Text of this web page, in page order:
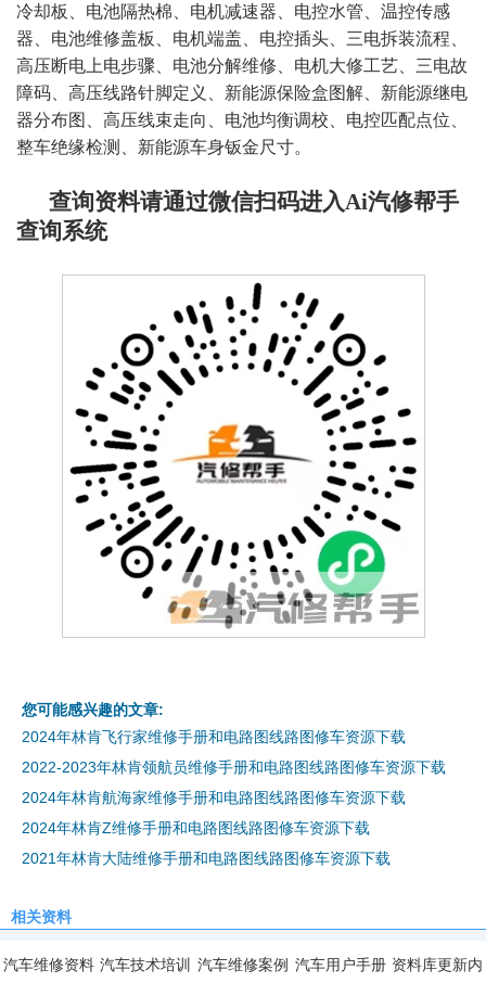
冷却板、电池隔热棉、电机减速器、电控水管、温控传感
器、电池维修盖板、电机端盖、电控插头、三电拆装流程、
高压断电上电步骤、电池分解维修、电机大修工艺、三电故
障码、高压线路针脚定义、新能源保险盒图解、新能源继电
器分布图、高压线束走向、电池均衡调校、电控匹配点位、
整车绝缘检测、新能源车身钣金尺寸。
查询资料请通过微信扫码进入Ai汽修帮手
查询系统
您可能感兴趣的文章:
2024年林肯飞行家维修手册和电路图线路图修车资源下载
2022-2023年林肯领航员维修手册和电路图线路图修车资源下载
2024年林肯航海家维修手册和电路图线路图修车资源下载
2024年林肯Z维修手册和电路图线路图修车资源下载
2021年林肯大陆维修手册和电路图线路图修车资源下载
相关资料
汽车维修资料 汽车技术培训 汽车维修案例 汽车用户手册 资料库更新内